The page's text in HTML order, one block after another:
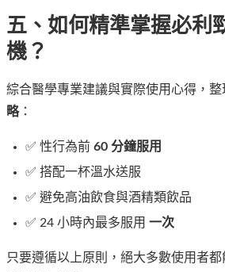
五、如何精準掌握必利
機？
綜合醫學專業建議與實際使用心得，整
略：
✅ 性行為前 60 分鐘服用
✅ 搭配一杯溫水送服
✅ 避免高油飲食與酒精類飲品
✅ 24 小時內最多服用 一次
只要遵循以上原則，絕大多數使用者